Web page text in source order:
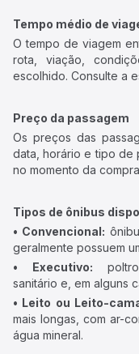
Tempo médio de
O tempo de viagem
rota, viação,
escolhido. Consulte a
Preço da passagem
Os preços das
data, horário e tipo de
no momento da
Tipos de ônibus
• Convencional:
geralmente possuem
• Executivo:
sanitário e, em alguns
• Leito ou Leito-
mais longas, com ar-
água mineral.